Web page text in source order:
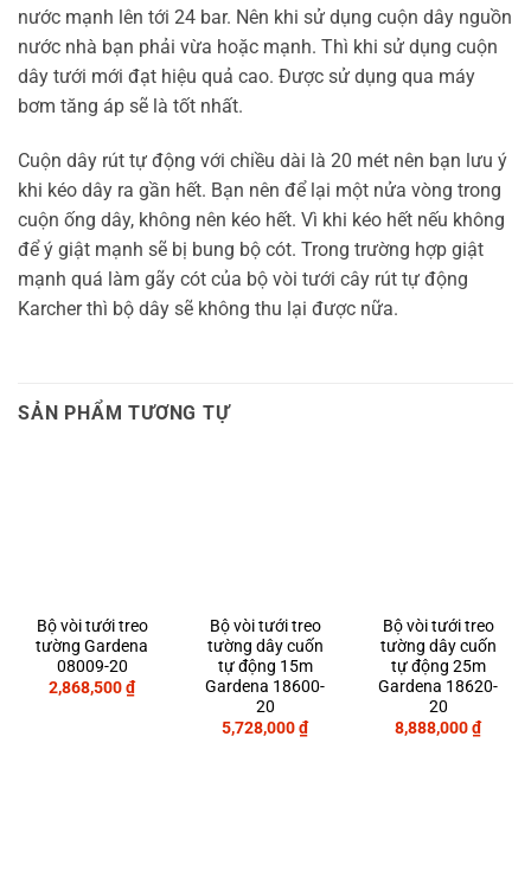
nước mạnh lên tới 24 bar. Nên khi sử dụng cuộn dây nguồn
nước nhà bạn phải vừa hoặc mạnh. Thì khi sử dụng cuộn
dây tưới mới đạt hiệu quả cao. Được sử dụng qua máy
bơm tăng áp sẽ là tốt nhất.
Cuộn dây rút tự động với chiều dài là 20 mét nên bạn lưu ý
khi kéo dây ra gần hết. Bạn nên để lại một nửa vòng trong
cuộn ống dây, không nên kéo hết. Vì khi kéo hết nếu không
để ý giật mạnh sẽ bị bung bộ cót. Trong trường hợp giật
mạnh quá làm gãy cót của bộ vòi tưới cây rút tự động
Karcher thì bộ dây sẽ không thu lại được nữa.
SẢN PHẨM TƯƠNG TỰ
Bộ vòi tưới treo
tường Gardena
08009-20
2,868,500₫
Bộ vòi tưới treo
tường dây cuốn
tự động 15m
Gardena 18600-
20
5,728,000₫
Bộ vòi tưới treo
tường dây cuốn
tự động 25m
Gardena 18620-
20
8,888,000₫